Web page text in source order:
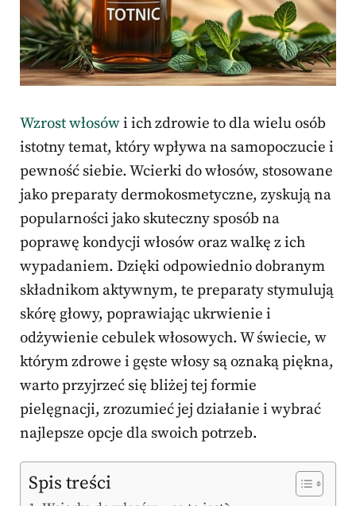
Wzrost włosówi ich zdrowie to dla wielu osób
istotny temat, który wpływa na samopoczucie i
pewność siebie. Wcierki do włosów, stosowane
jako preparaty dermokosmetyczne, zyskują na
popularności jako skuteczny sposób na
poprawę kondycji włosów oraz walkę z ich
wypadaniem. Dzięki odpowiednio dobranym
składnikom aktywnym, te preparaty stymulują
skórę głowy, poprawiając ukrwienie i
odżywienie cebulek włosowych. W świecie, w
którym zdrowe i gęste włosy są oznaką piękna,
warto przyjrzeć się bliżej tej formie
pielęgnacji, zrozumieć jej działanie i wybrać
najlepsze opcje dla swoich potrzeb.
Spis treści